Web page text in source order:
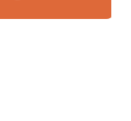
情報保護マネジメ
動向、社会的要請